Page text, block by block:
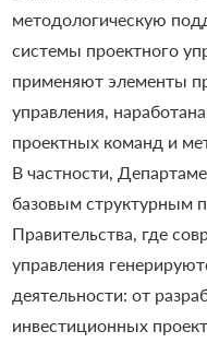
методологическую
системы проектного
применяют элементы
управления,
проектных команд и
В частности,
базовым структурным
Правительства, где
управления
деятельности: от
инвестиционных